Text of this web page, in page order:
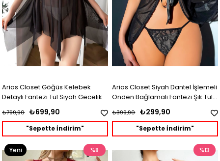
Arias Closet Göğüs Kelebek
Detaylı Fantezi Tül Siyah Gecelik
₺699,90
₺799,90
"Sepette İndirim"
Arias Closet Siyah Dantel İşlemeli
Önden Bağlamalı Fantezi Şık Tül
₺299,90
₺399,90
"Sepette İndirim"
%8
Yeni
%13